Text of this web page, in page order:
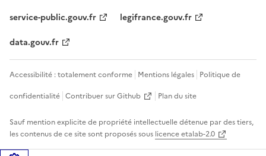
service-public.gouv.fr
legifrance.gouv.fr
data.gouv.fr
Accessibilité : totalement conforme Mentions légales Politique de
confidentialité Contribuer sur Github Plan du site
Sauf mention explicite de propriété intellectuelle détenue par des tiers,
les contenus de ce site sont proposés sous licence etalab-2.0